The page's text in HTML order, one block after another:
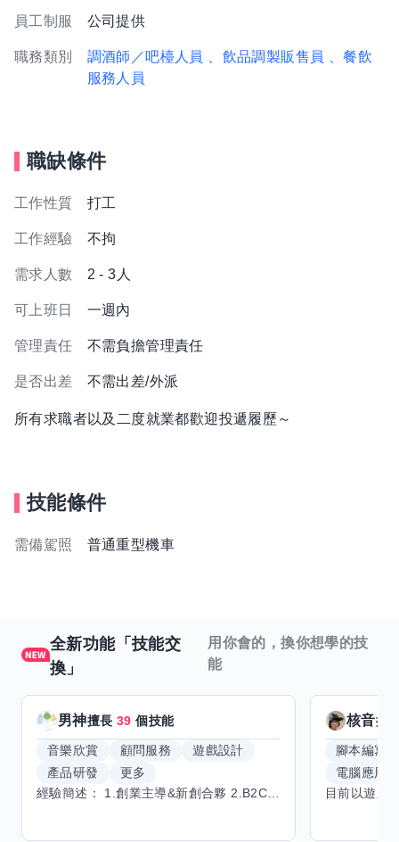
員工制服 公司提供
職務類別 調酒師／吧檯人員 、飲品調製販售員
、餐飲
服務人員
職缺條件
工作性質 打工
工作經驗 不拘
需求人數 2 - 3人
可上班日 一週內
管理責任 不需負擔管理責任
是否出差 不需出差/外派
所有求職者以及二度就業都歡迎投遞履歷～
技能條件
需備駕照 普通重型機車
全新功能「技能交
換」
用你會的，換你想學的技
能
男神擅長39 個技能
音樂欣賞 顧問服務
遊戲設計
產品研發
更多
核音擅
腳本編寫
電腦應用